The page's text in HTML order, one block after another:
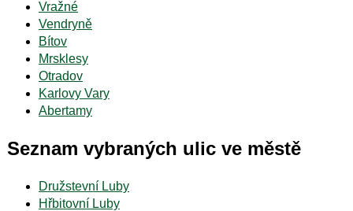
Vražné
Vendryně
Bítov
Mrsklesy
Otradov
Karlovy Vary
Abertamy
Seznam vybraných ulic ve městě
Družstevní Luby
Hřbitovní Luby